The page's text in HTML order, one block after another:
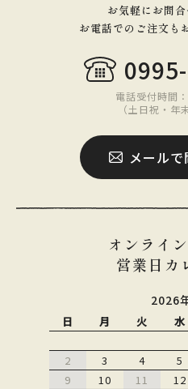
お気軽にお問合
お電話でのご注文も
電話受付時間
（土日祝・年
メール
オンライ
営業日カ
2026
日 月 火 水
2
3 4 5
9
10 11 12